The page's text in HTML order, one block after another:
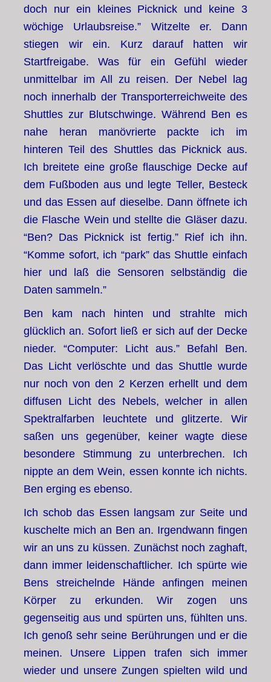
doch nur ein kleines Picknick und keine 3
wöchige Urlaubsreise.” Witzelte er. Dann
stiegen wir ein. Kurz darauf hatten wir
Startfreigabe. Was für ein Gefühl wieder
unmittelbar im All zu reisen. Der Nebel lag
noch innerhalb der Transporterreichweite des
Shuttles zur Blutschwinge. Während Ben es
nahe heran manövrierte packte ich im
hinteren Teil des Shuttles das Picknick aus.
Ich breitete eine große flauschige Decke auf
dem Fußboden aus und legte Teller, Besteck
und das Essen auf dieselbe. Dann öffnete ich
die Flasche Wein und stellte die Gläser dazu.
“Ben? Das Picknick ist fertig.” Rief ich ihn.
“Komme sofort, ich “park” das Shuttle einfach
hier und laß die Sensoren selbständig die
Daten sammeln.”
Ben kam nach hinten und strahlte mich
glücklich an. Sofort ließ er sich auf der Decke
nieder. “Computer: Licht aus.” Befahl Ben.
Das Licht verlöschte und das Shuttle wurde
nur noch von den 2 Kerzen erhellt und dem
diffusen Licht des Nebels, welcher in allen
Spektralfarben leuchtete und glitzerte. Wir
saßen uns gegenüber, keiner wagte diese
besondere Stimmung zu unterbrechen. Ich
nippte an dem Wein, essen konnte ich nichts.
Ben erging es ebenso.
Ich schob das Essen langsam zur Seite und
kuschelte mich an Ben an. Irgendwann fingen
wir an uns zu küssen. Zunächst noch zaghaft,
dann immer leidenschaftlicher. Ich spürte wie
Bens streichelnde Hände anfingen meinen
Körper zu erkunden. Wir zogen uns
gegenseitig aus und spürten uns, fühlten uns.
Ich genoß sehr seine Berührungen und er die
meinen. Unsere Lippen trafen sich immer
wieder und unsere Zungen spielten wild und